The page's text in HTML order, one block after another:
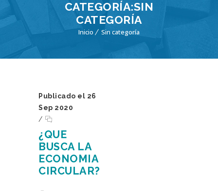
CATEGORÍA:SIN
CATEGORÍA
Inicio Sin categoría
Publicado el 26
Sep 2020
/
¿QUE
BUSCA LA
ECONOMIA
CIRCULAR?